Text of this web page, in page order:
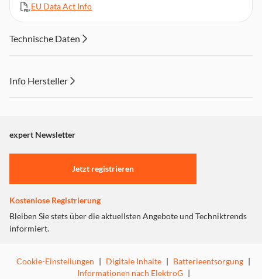
Abnehmbares Gitter für müheloses Reinigen
1,8-m-Netzkabel
EU Data Act Info
Technische Daten
Info Hersteller
"Marketing".
Einstellungen anpassen
expert Newsletter
Jetzt registrieren
Kostenlose Registrierung
Bleiben Sie stets über die aktuellsten Angebote und Techniktrends
informiert.
Cookie-Einstellungen | Digitale Inhalte | Batterieentsorgung |
Informationen nach ElektroG |